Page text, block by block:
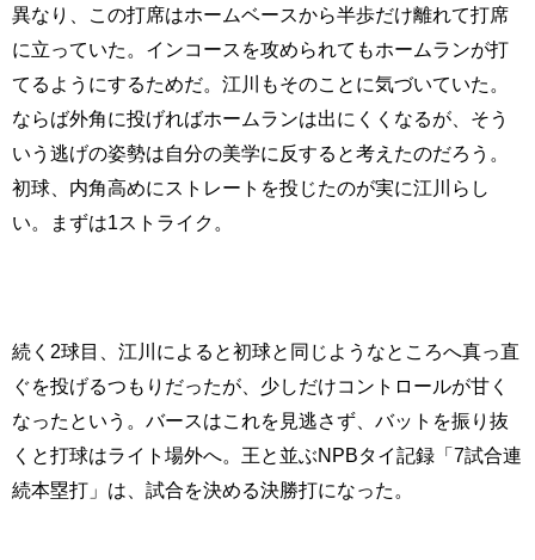
異なり、この打席はホームベースから半歩だけ離れて打席
に立っていた。インコースを攻められてもホームランが打
てるようにするためだ。江川もそのことに気づいていた。
ならば外角に投げればホームランは出にくくなるが、そう
いう逃げの姿勢は自分の美学に反すると考えたのだろう。
初球、内角高めにストレートを投じたのが実に江川らし
い。まずは1ストライク。
続く2球目、江川によると初球と同じようなところへ真っ直
ぐを投げるつもりだったが、少しだけコントロールが甘く
なったという。バースはこれを見逃さず、バットを振り抜
くと打球はライト場外へ。王と並ぶNPBタイ記録「7試合連
続本塁打」は、試合を決める決勝打になった。